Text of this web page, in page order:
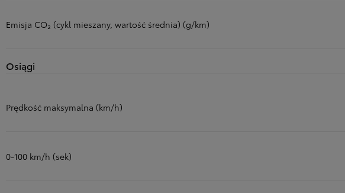
Emisja CO₂ (cykl mieszany, wartość średnia) (g/km)
Osiągi
Prędkość maksymalna (km/h)
0-100 km/h (sek)